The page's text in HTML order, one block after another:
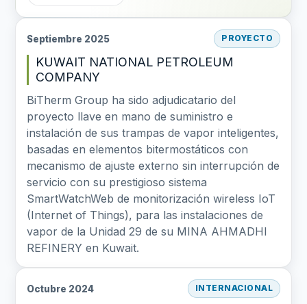
Septiembre 2025 PROYECTO
KUWAIT NATIONAL PETROLEUM
COMPANY
BiTherm Group ha sido adjudicatario del
proyecto llave en mano de suministro e
instalación de sus trampas de vapor inteligentes,
basadas en elementos bitermostáticos con
mecanismo de ajuste externo sin interrupción de
servicio con su prestigioso sistema
SmartWatchWeb de monitorización wireless IoT
(Internet of Things), para las instalaciones de
vapor de la Unidad 29 de su MINA AHMADHI
REFINERY en Kuwait.
Octubre 2024 INTERNACIONAL